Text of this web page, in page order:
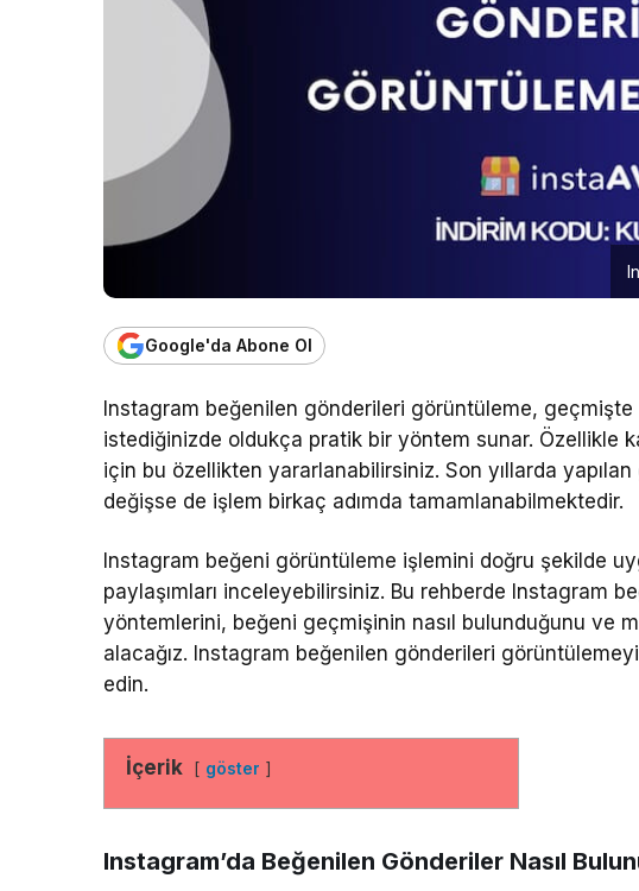
Google'da Abone Ol
Instagram beğenilen gönderileri görüntüleme,
istediğinizde oldukça pratik bir yöntem sunar. Özellikle
için bu özellikten yararlanabilirsiniz. Son yıllarda
değişse de işlem birkaç adımda tamamlanabilmektedir.
Instagram beğeni görüntüleme işlemini doğru şekilde
paylaşımları inceleyebilirsiniz. Bu rehberde Instagram
yöntemlerini, beğeni geçmişinin nasıl bulunduğunu ve
alacağız. Instagram beğenilen gönderileri
edin.
İçerik göster
Instagram’da Beğenilen Gönderiler Nasıl